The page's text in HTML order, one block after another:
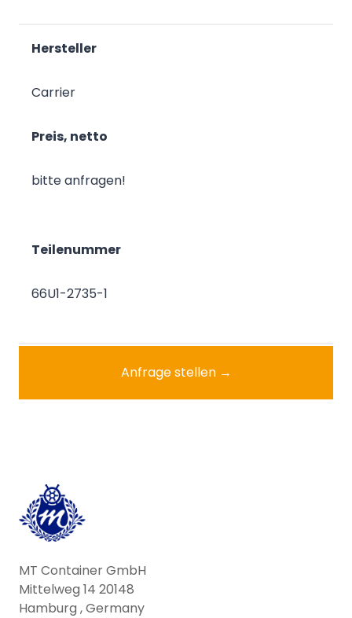
Hersteller
Carrier
Preis, netto
bitte anfragen!
Teilenummer
66U1-2735-1
Anfrage stellen →
MT Container GmbH
Mittelweg 14 20148
Hamburg , Germany